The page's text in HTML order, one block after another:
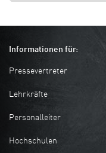
Informationen für:
Pressevertreter
Lehrkräfte
Personalleiter
Hochschulen